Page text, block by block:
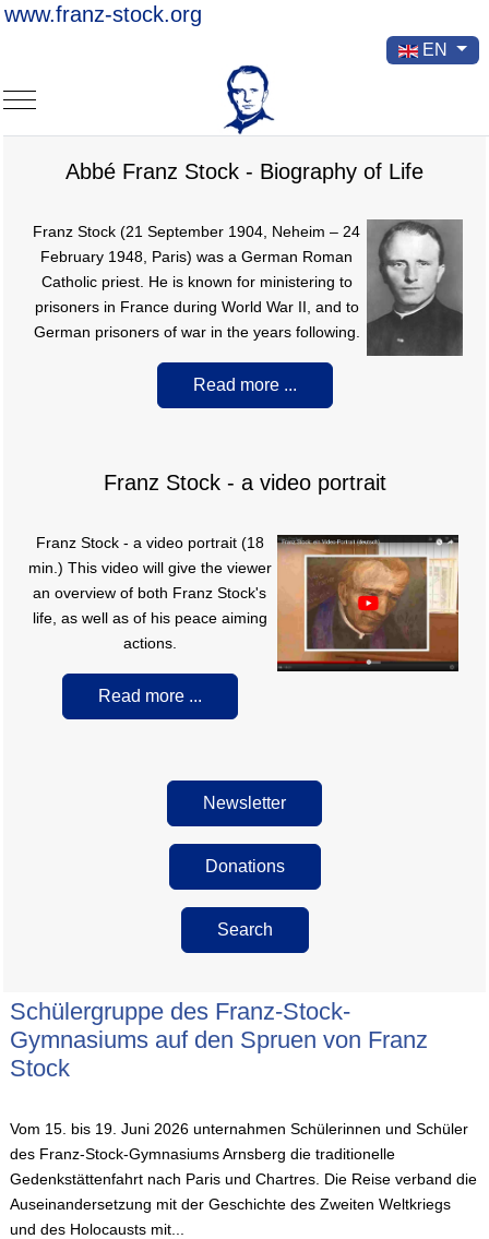
www.franz-stock.org
Select your
EN
Mobile Menu Toggle
Abbé Franz Stock - Biography of Life
Franz Stock (21 September 1904, Neheim – 24
February 1948, Paris) was a German Roman
Catholic priest. He is known for ministering to
prisoners in France during World War II, and to
German prisoners of war in the years following.
Read more ...
Franz Stock - a video portrait
Franz Stock - a video portrait (18
min.) This video will give the viewer
an overview of both Franz Stock's
life, as well as of his peace aiming
actions.
Read more ...
Newsletter
Donations
Search
Schülergruppe des Franz-Stock-
Gymnasiums auf den Spruen von Franz
Stock
Vom 15. bis 19. Juni 2026 unternahmen Schülerinnen und Schüler
des Franz-Stock-Gymnasiums Arnsberg die traditionelle
Gedenkstättenfahrt nach Paris und Chartres. Die Reise verband die
Auseinandersetzung mit der Geschichte des Zweiten Weltkriegs
und des Holocausts mit...